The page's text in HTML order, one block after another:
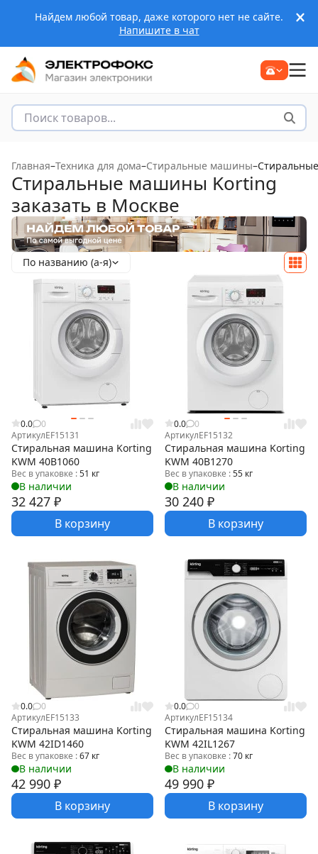
Найдем любой товар, даже которого нет не сайте.
Напишите в чат
Главная–Техника для дома–Стиральные машины–
Стиральные машины Korting
заказать в Москве
По названию (а-я)
0.0
0
АртикулEF15131
Стиральная машина Korting
KWM 40B1060
Вес в упаковке :51 кг
В наличии
32 427 ₽
В корзину
0.0
0
АртикулEF15132
Стиральная машина Korting
KWM 40B1270
Вес в упаковке :55 кг
В наличии
30 240 ₽
В корзину
0.0
0
АртикулEF15133
Стиральная машина Korting
KWM 42ID1460
Вес в упаковке :67 кг
В наличии
42 990 ₽
В корзину
0.0
0
АртикулEF15134
Стиральная машина Korting
KWM 42IL1267
Вес в упаковке :70 кг
В наличии
49 990 ₽
В корзину